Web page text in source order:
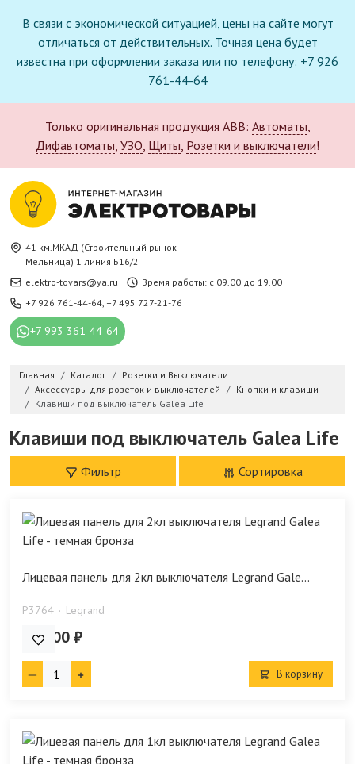
В связи с экономической ситуацией, цены на сайте могут
отличаться от действительных. Точная цена будет
известна при оформлении заказа или по телефону: +7 926
761-44-64
Только оригинальная продукция ABB: Автоматы,
Дифавтоматы, УЗО, Щиты, Розетки и выключатели!
41 км.МКАД (Строительный рынок
Мельница) 1 линия Б16/2
elektro-tovars@ya.ru
Время работы: с 09.00 до 19.00
+7 926 761-44-64, +7 495 727-21-76
+7 993 361-44-64
Главная Каталог
Розетки и Выключатели
Аксессуары для розеток и выключателей
Кнопки и клавиши
Клавиши под выключатель Galea Life
Клавиши под выключатель Galea Life
Фильтр Сортировка
Лицевая панель для 2кл выключателя Legrand Gale...
P3764 Legrand
943.00 ₽
В корзину